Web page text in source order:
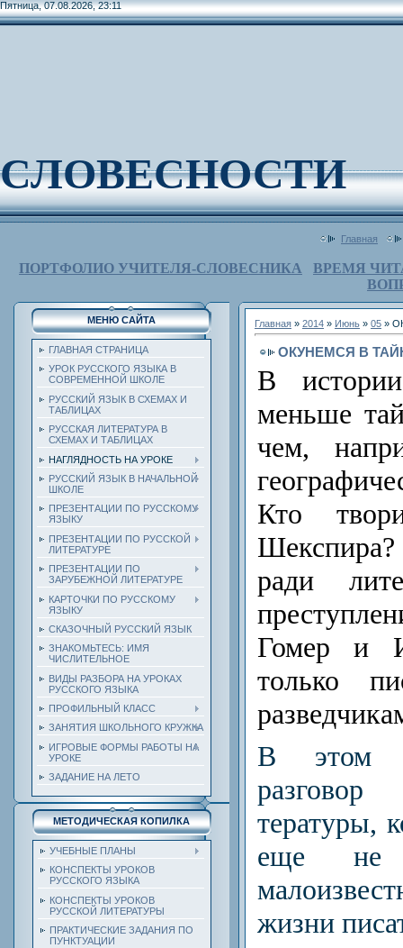
Пятница, 07.08.2026, 23:11
СЛОВЕСНОСТИ
Главная
ПОРТФОЛИО УЧИТЕЛЯ-СЛОВЕСНИКА
ВРЕМЯ
МЕНЮ САЙТА
ГЛАВНАЯ СТРАНИЦА
УРОК РУССКОГО ЯЗЫКА В
СОВРЕМЕННОЙ ШКОЛЕ
РУССКИЙ ЯЗЫК В СХЕМАХ И
ТАБЛИЦАХ
РУССКАЯ ЛИТЕРАТУРА В
СХЕМАХ И ТАБЛИЦАХ
НАГЛЯДНОСТЬ НА УРОКЕ
РУССКИЙ ЯЗЫК В НАЧАЛЬНОЙ
ШКОЛЕ
ПРЕЗЕНТАЦИИ ПО РУССКОМУ
ЯЗЫКУ
ПРЕЗЕНТАЦИИ ПО РУССКОЙ
ЛИТЕРАТУРЕ
ПРЕЗЕНТАЦИИ ПО
ЗАРУБЕЖНОЙ ЛИТЕРАТУРЕ
КАРТОЧКИ ПО РУССКОМУ
ЯЗЫКУ
СКАЗОЧНЫЙ РУССКИЙ ЯЗЫК
ЗНАКОМЬТЕСЬ: ИМЯ
ЧИСЛИТЕЛЬНОЕ
ВИДЫ РАЗБОРА НА УРОКАХ
РУССКОГО ЯЗЫКА
ПРОФИЛЬНЫЙ КЛАСС
ЗАНЯТИЯ ШКОЛЬНОГО КРУЖКА
ИГРОВЫЕ ФОРМЫ РАБОТЫ НА
УРОКЕ
ЗАДАНИЕ НА ЛЕТО
МЕТОДИЧЕСКАЯ КОПИЛКА
УЧЕБНЫЕ ПЛАНЫ
КОНСПЕКТЫ УРОКОВ
РУССКОГО ЯЗЫКА
КОНСПЕКТЫ УРОКОВ
РУССКОЙ ЛИТЕРАТУРЫ
ПРАКТИЧЕСКИЕ ЗАДАНИЯ ПО
ПУНКТУАЦИИ
Главная » 2014 » Июнь » 05 »
ОКУНЕМСЯ В
В
меньше
чем,
Кто
ради
Гомер и
только
В этом
тературы,
еще не
жизни